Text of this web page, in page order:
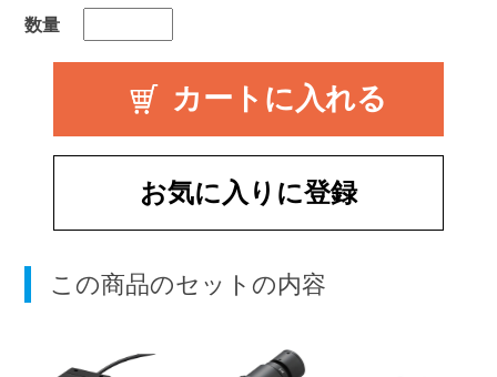
数量
お気に入りに登録
この商品のセットの内容